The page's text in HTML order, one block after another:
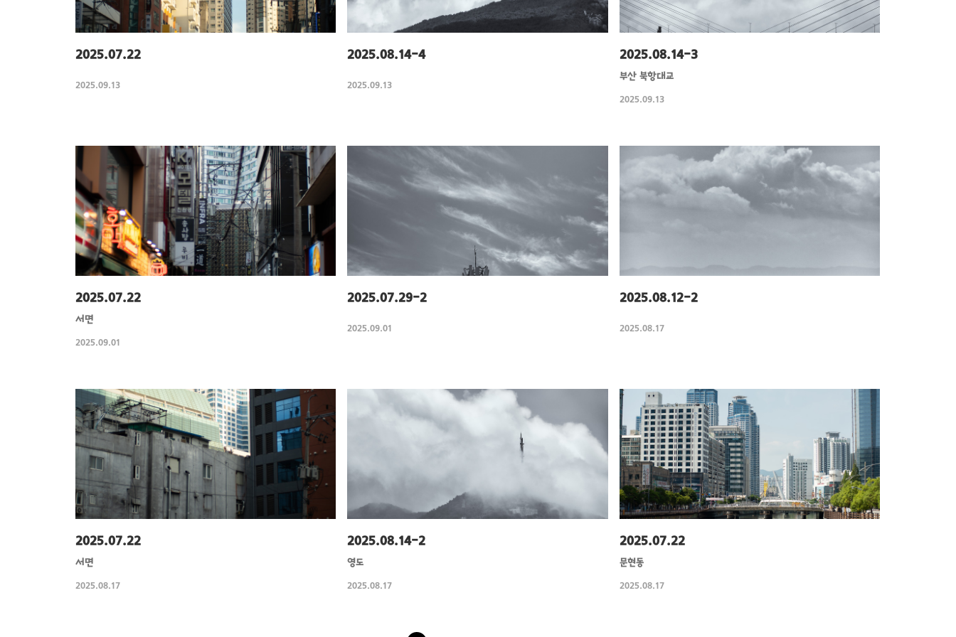
2025.07.22
2025.09.13
2025.08.14-4
2025.09.13
2025.08.14-3
부산 북항대교
2025.09.13
2025.07.22
서면
2025.09.01
2025.07.29-2
2025.09.01
2025.08.12-2
2025.08.17
2025.07.22
서면
2025.08.17
2025.08.14-2
영도
2025.08.17
2025.07.22
문현동
2025.08.17